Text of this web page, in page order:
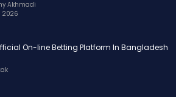
Akhmadi
2026
On-line Betting Platform In Bangladesh